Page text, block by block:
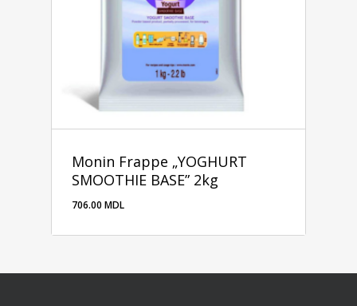
Monin Frappe „YOGHURT
SMOOTHIE BASE” 2kg
706.00 MDL